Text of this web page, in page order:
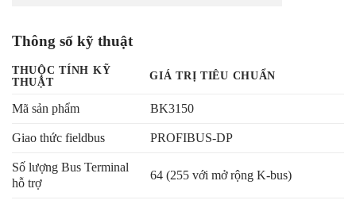
Thông số kỹ thuật
THUỘC TÍNH KỸ
THUẬT
GIÁ TRỊ TIÊU CHUẨN
Mã sản phẩm BK3150
Giao thức fieldbus PROFIBUS-DP
Số lượng Bus Terminal
hỗ trợ
64 (255 với mở rộng K-bus)